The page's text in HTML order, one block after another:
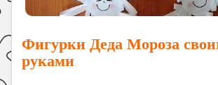
Фигурки Деда Мороза
руками